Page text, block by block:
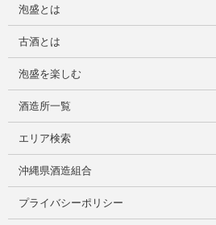
泡盛とは
古酒とは
泡盛を楽しむ
酒造所一覧
エリア検索
沖縄県酒造組合
プライバシーポリシー